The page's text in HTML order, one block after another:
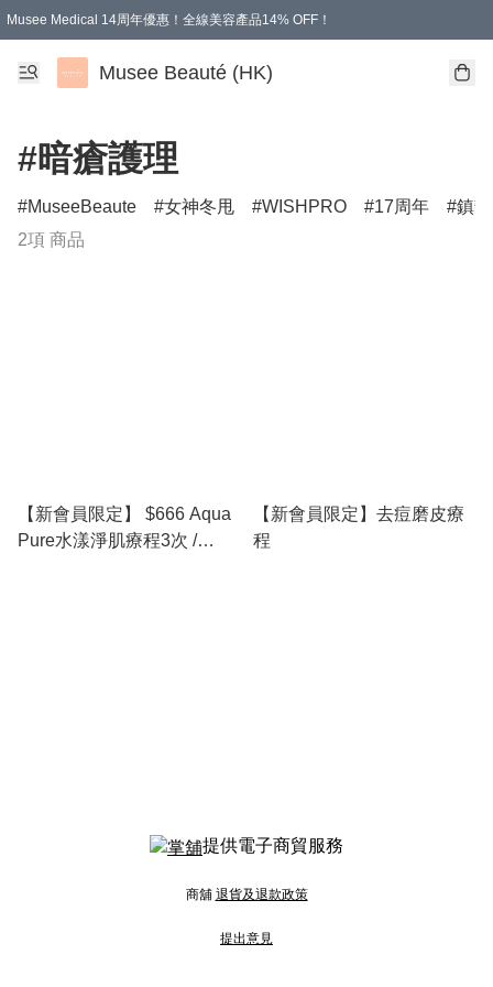
Musee Medical 14周年優惠！全線美容產品14% OFF！
凡購物滿HKD 500.00即享運費減免優惠
Musee Beauté (HK)
#暗瘡護理
MuseeBeaute 女神冬甩 WISHPRO 17周年
鎮
2項 商品
【新會員限定】 $666 Aqua
Pure水漾淨肌療程3次 /
【新會員限定】去痘磨皮療
程
提供電子商貿服務
商舖 退貨及退款政策
提出意見